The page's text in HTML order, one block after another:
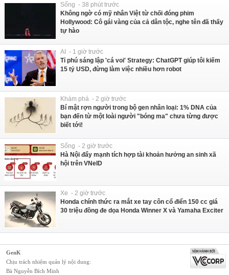
Sống - 38 phút trước
Không ngờ có mỹ nhân Việt từ chối đóng phim
Hollywood: Cô gái vàng của cả dân tộc, nghe tên đã thấy
tự hào
AI - 1 giờ trước
Tỉ phú sáng lập 'cá voi' Strategy: ChatGPT giúp tôi kiếm
15 tỷ USD, đừng làm việc nhiều hơn robot
Khám phá - 2 giờ trước
Bí mật rợn người trong bộ gen nhân loại: 1% DNA của
bạn đến từ một loài người "bóng ma" chưa từng được
biết tới!
Sống - 2 giờ trước
Hà Nội đẩy mạnh tích hợp tài khoản hưởng an sinh xã
hội trên VNeID
Xe - 2 giờ trước
Honda chính thức ra mắt xe tay côn cổ điển 150 cc giá
30 triệu đồng đe dọa Honda Winner X và Yamaha Exciter
GenK
Chịu trách nhiệm quản lý nội dung:
Bà Nguyễn Bích Minh